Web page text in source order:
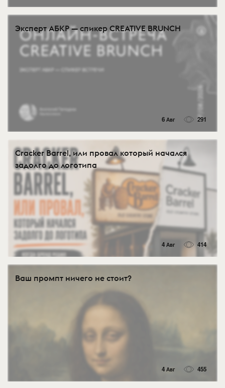
Эксперт АБКР — спикер CREATIVE BRUNCH
6 Авг 291
Cracker Barrel, или провал который начался
задолго до логотипа
4 Авг 414
Ваш промпт ничего не стоит?
4 Авг 455